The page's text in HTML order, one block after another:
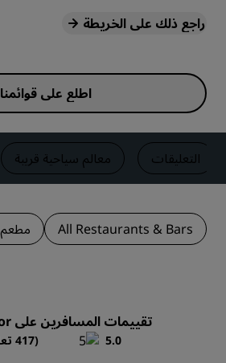
راجع ذلك على الخريطة
اطلع على قوائمنا
التعليقات معالم سياحية قريبة
All Restaurants & Bars مطعم OUI Sports Bar + Terrace
تقييمات المسافرين على TripAdvisor
5.0 (417 تعليقات)